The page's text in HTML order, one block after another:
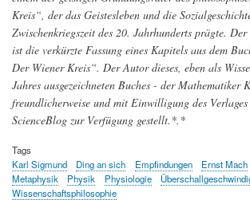
Kreis“, der das Geistesleben und die
Zwischenkriegszeit des 20. Jahrhunderts prägte.
ist die verkürzte Fassung eines Kapitels aus dem
Der Wiener Kreis“. Der Autor dieses, eben als
Jahres ausgezeichneten Buches - der Mathematiker
freundlicherweise und mit Einwilligung des Verlages
ScienceBlog zur Verfügung gestellt.*.*
Tags
Karl Sigmund
Ding an sich Empfindungen Ernst Mach
Metaphysik
Physik Physiologie
Wissenschaftsphilosophie